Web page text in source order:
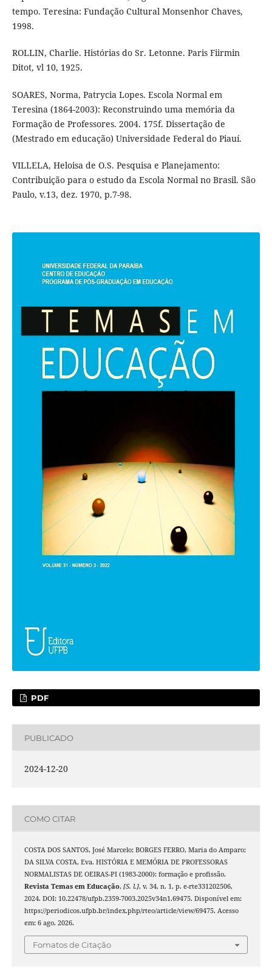
tempo. Teresina: Fundação Cultural Monsenhor Chaves,
1998.
ROLLIN, Charlie. Histórias do Sr. Letonne. Paris Fiirmin
Ditot, vl 10, 1925.
SOARES, Norma, Patrycia Lopes. Escola Normal em
Teresina (1864-2003): Reconstruindo uma memória da
Formação de Professores. 2004. 175f. Dissertação de
(Mestrado em educação) Universidade Federal do Piauí.
VILLELA, Heloisa de O.S. Pesquisa e Planejamento:
Contribuição para o estudo da Escola Normal no Brasil. São
Paulo, v.13, dez. 1970, p.7-98.
PDF
PUBLICADO
2024-12-20
COMO CITAR
COSTA DOS SANTOS, José Marcelo; BORGES FERRO, Maria do Amparo;
DA SILVA COSTA, Eva. HISTÓRIA E MEMÓRIA DE PROFESSORAS
NORMALISTAS DE OEIRAS-PI (1983-2000): formação e profissão.
Revista Temas em Educação, [S. l.], v. 34, n. 1, p. e-rte331202506,
2024. DOI: 10.22478/ufpb.2359-7003.2025v34n1.69475. Disponível em:
https://periodicos.ufpb.br/index.php/rteo/article/view/69475. Acesso
em: 6 ago. 2026.
Fomatos de Citação